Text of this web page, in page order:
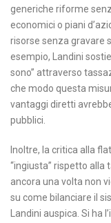
generiche riforme
economici o piani
risorse senza gravare
esempio, Landini
sono” attraverso
che modo questa
vantaggi diretti
pubblici.
Inoltre, la critica alla
“ingiusta” rispetto alla
ancora una volta non
su come bilanciare il
Landini auspica. Si ha